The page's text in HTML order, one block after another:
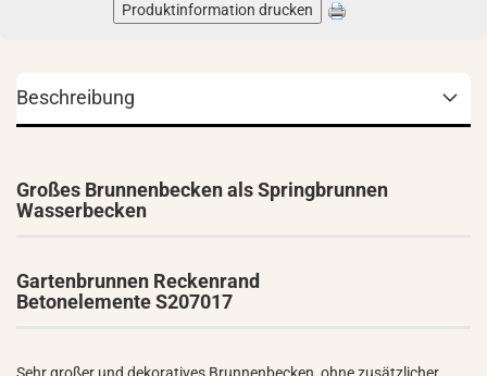
Produktinformation drucken
Beschreibung
Großes Brunnenbecken als Springbrunnen
Wasserbecken
Gartenbrunnen Reckenrand
Betonelemente S207017